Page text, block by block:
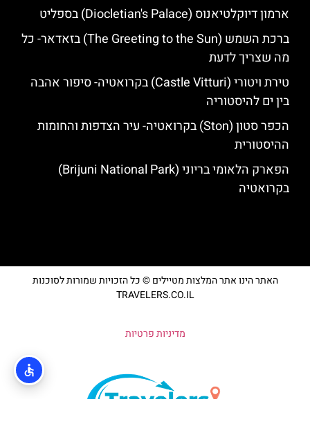
ארמון דיוקלטיאנוס (Diocletian's Palace) בספליט
ברכת השמש (The Greeting to the Sun) בזאדאר- כל
מה שצריך לדעת
טירת ויטורי (Castle Vitturi) בקרואטיה- סיפור אהבה
בין ים להיסטוריה
הכפר סטון (Ston) בקרואטיה- עיר הצדפות והחומות
ההיסטורית
הפארק הלאומי בריוני (Brijuni National Park)
בקרואטיה
האתר הינו אתר המלצות מטיילים © כל הזכויות שמורות לסוכנות
TRAVELERS.CO.IL
מדיניות פרטיות